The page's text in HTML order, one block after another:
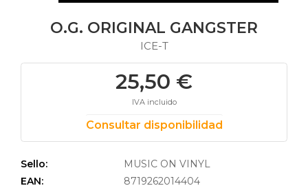
O.G. ORIGINAL GANGSTER
ICE-T
25,50 €
IVA incluido
Consultar disponibilidad
Sello:
MUSIC ON VINYL
EAN:
8719262014404